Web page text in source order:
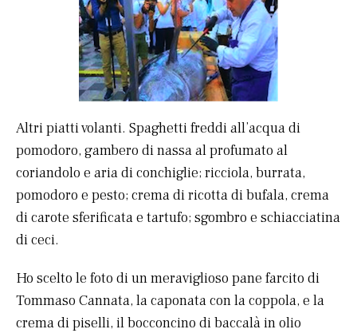
Altri piatti volanti. Spaghetti freddi all’acqua di
pomodoro, gambero di nassa al profumato al
coriandolo e aria di conchiglie; ricciola, burrata,
pomodoro e pesto; crema di ricotta di bufala, crema
di carote sferificata e tartufo; sgombro e schiacciatina
di ceci.
Ho scelto le foto di un meraviglioso pane farcito di
Tommaso Cannata, la caponata con la coppola, e la
crema di piselli, il bocconcino di baccalà in olio